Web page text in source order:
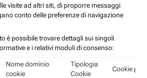
visite ad altri siti, di proporre messaggi
conto delle preferenze di navigazione
è possibile trovare dettagli sui singoli
e i relativi moduli di consenso:
Nome dominio
cookie
Tipologia
Cookie
Cookie